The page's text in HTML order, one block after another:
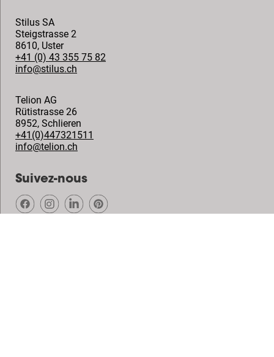
Stilus SA
Steigstrasse 2
8610, Uster
+41 (0) 43 355 75 82
info@stilus.ch
Telion AG
Rütistrasse 26
8952, Schlieren
+41(0)447321511
info@telion.ch
Suivez-nous